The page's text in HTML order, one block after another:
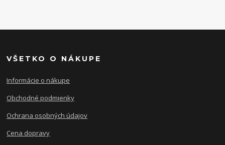
VŠETKO O NÁKUPE
Informácie o nákupe
Obchodné podmienky
Ochrana osobných údajov
Cena dopravy